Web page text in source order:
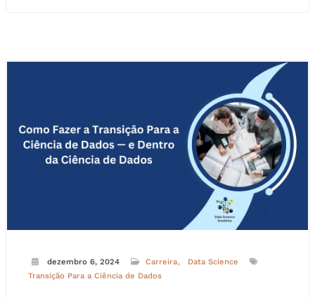
dezembro 6, 2024 Carreira
Data Science
Transição Para a Ciência de Dados